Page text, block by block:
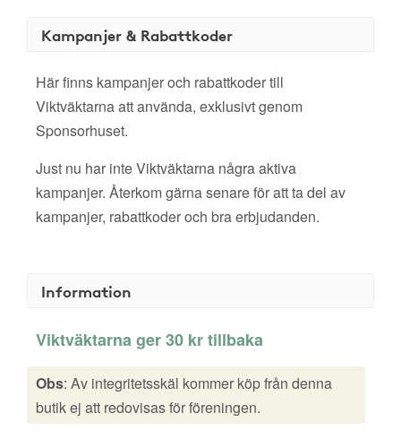
Kampanjer & Rabattkoder
Här finns kampanjer och rabattkoder till
Viktväktarna att använda, exklusivt genom
Sponsorhuset.
Just nu har inte Viktväktarna några aktiva
kampanjer. Återkom gärna senare för att ta del av
kampanjer, rabattkoder och bra erbjudanden.
Information
Viktväktarna ger 30 kr tillbaka
Obs: Av integritetsskäl kommer köp från denna
butik ej att redovisas för föreningen.